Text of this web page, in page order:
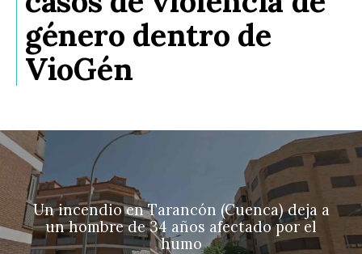
género dentro de
VioGén
Un incendio en Tarancón (Cuenca) deja a
un hombre de 34 años afectado por el
humo